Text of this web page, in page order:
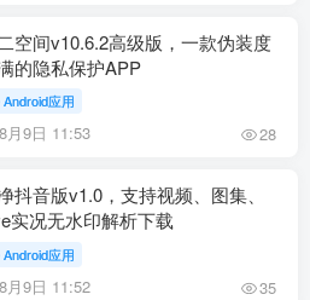
空间v10.6.2高级版，一款伪装度
的隐私保护APP
Android应用
8月9日 11:53 28
抖音版v1.0，支持视频、图集、
实况无水印解析下载
Android应用
8月9日 11:52 35